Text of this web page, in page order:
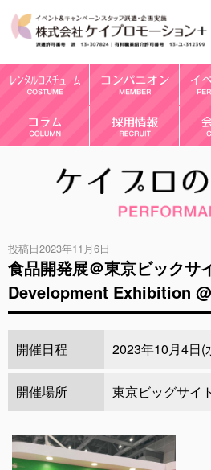
投稿日2023年11月6日
食品開発展＠東京ビックサ
Development Exhibition
開催日程 2023年10月4日(
開催場所 東京ビッグサイト